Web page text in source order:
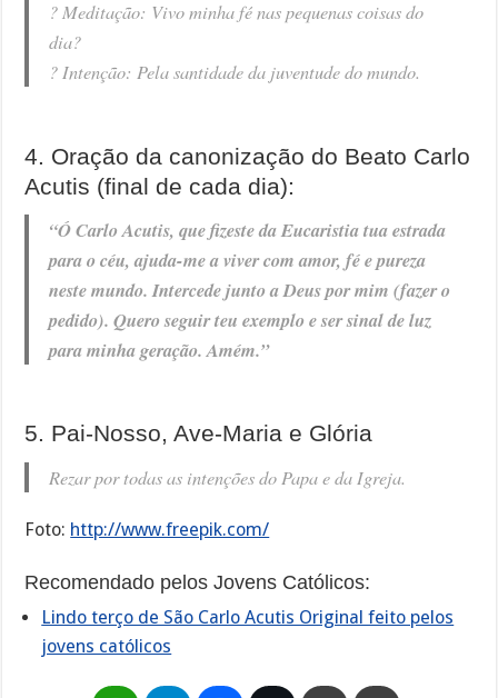
? Meditação: Vivo minha fé nas pequenas coisas do
dia?
?️ Intenção: Pela santidade da juventude do mundo.
4. Oração da canonização do Beato Carlo
Acutis (final de cada dia):
“Ó Carlo Acutis, que fizeste da Eucaristia tua estrada
para o céu, ajuda-me a viver com amor, fé e pureza
neste mundo. Intercede junto a Deus por mim (fazer o
pedido). Quero seguir teu exemplo e ser sinal de luz
para minha geração. Amém.”
5. Pai-Nosso, Ave-Maria e Glória
Rezar por todas as intenções do Papa e da Igreja.
Foto: http://www.freepik.com/
Recomendado pelos Jovens Católicos:
Lindo terço de São Carlo Acutis Original feito pelos
jovens católicos